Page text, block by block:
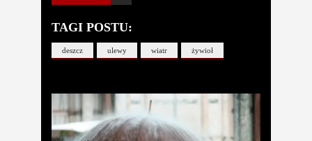
TAGI POSTU:
deszcz ulewy wiatr żywioł